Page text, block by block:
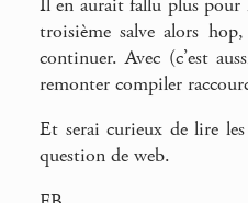
Il en aurait fallu plus pour
troisième salve alors
continuer. Avec (c’est
remonter compiler
Et serai curieux de lire
question de web.